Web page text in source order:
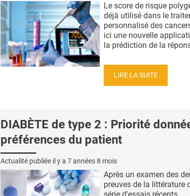
Le score de risque
déjà utilisé dans le
personnalisé des
ici une nouvelle
la prédiction de la
LIRE LA SUITE
DIABÈTE de type 2 : Priorité
préférences du patient
Actualité publiée il y a 7 années 8 mois
Après un examen des
preuves de la littérature